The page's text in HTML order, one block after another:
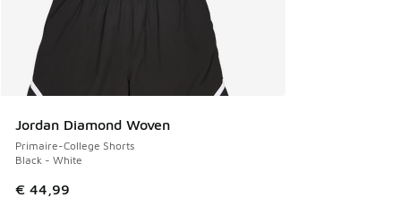
Jordan Diamond Woven
Primaire-College Shorts
Black - White
€ 44,99